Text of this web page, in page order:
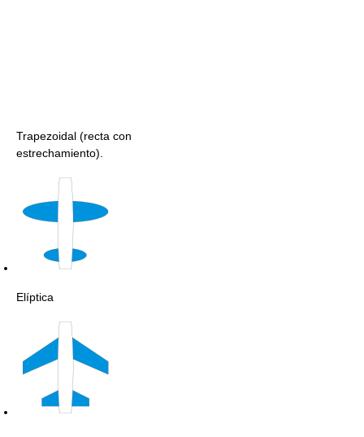
Trapezoidal (recta con
estrechamiento).
Elíptica